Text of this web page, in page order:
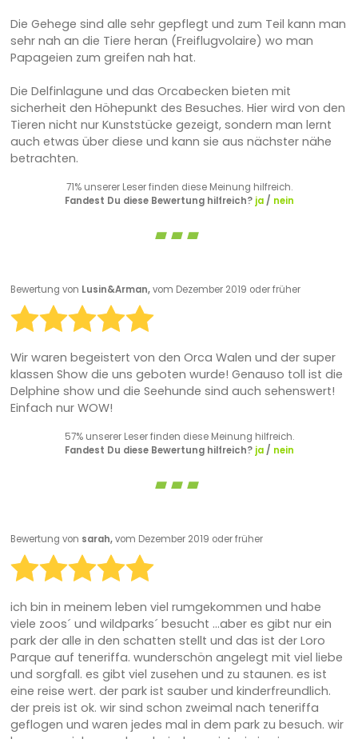
Die Gehege sind alle sehr gepflegt und zum Teil kann man
sehr nah an die Tiere heran (Freiflugvolaire) wo man
Papageien zum greifen nah hat.
Die Delfinlagune und das Orcabecken bieten mit
sicherheit den Höhepunkt des Besuches. Hier wird von den
Tieren nicht nur Kunststücke gezeigt, sondern man lernt
auch etwas über diese und kann sie aus nächster nähe
betrachten.
71% unserer Leser finden diese Meinung hilfreich.
Fandest Du diese Bewertung hilfreich? ja/ nein
Bewertung von Lusin&Arman,vom Dezember 2019 oder früher
Wir waren begeistert von den Orca Walen und der super
klassen Show die uns geboten wurde! Genauso toll ist die
Delphine show und die Seehunde sind auch sehenswert!
Einfach nur WOW!
57% unserer Leser finden diese Meinung hilfreich.
Fandest Du diese Bewertung hilfreich? ja/ nein
Bewertung von sarah,vom Dezember 2019 oder früher
ich bin in meinem leben viel rumgekommen und habe
viele zoos´ und wildparks´ besucht ...aber es gibt nur ein
park der alle in den schatten stellt und das ist der Loro
Parque auf teneriffa. wunderschön angelegt mit viel liebe
und sorgfall. es gibt viel zusehen und zu staunen. es ist
eine reise wert. der park ist sauber und kinderfreundlich.
der preis ist ok. wir sind schon zweimal nach teneriffa
geflogen und waren jedes mal in dem park zu besuch. wir